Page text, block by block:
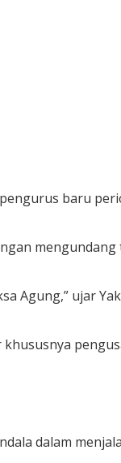
baru
Agung,” ujar
dalam